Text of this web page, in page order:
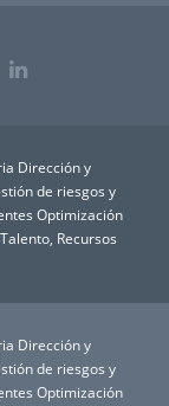
Dirección y
de riesgos y
Optimización
Talento, Recursos
Dirección y
de riesgos y
Optimización